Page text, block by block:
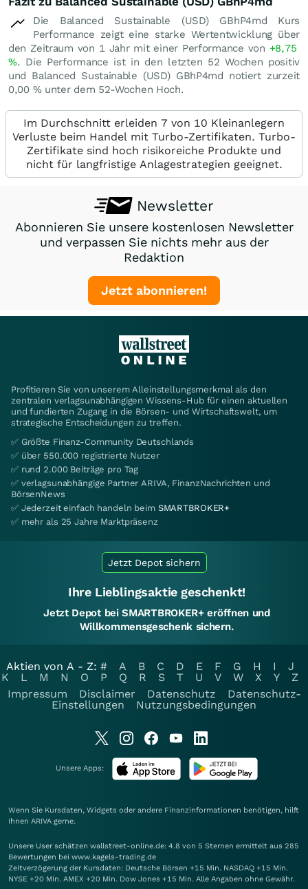
Die Balanced Sustainable (USD) GBhP4md Kurs
Performance zeigt eine starke Wertentwicklung über
den Zeitraum von 1 Jahr mit einer Performance von +8,75
%. Die Performance ist in den letzten 52 Wochen positiv
und Balanced Sustainable (USD) GBhP4md notiert zurzeit
0,00 %unter dem 52-Wochen Hoch.
Im Durchschnitt erleiden 7 von 10 Kleinanlegern
Verluste beim Handel mit Turbo-Zertifikaten. Turbo-
Zertifikate sind hoch risikoreiche Produkte und
nicht für langfristige Anlagestrategien geeignet.
Newsletter
Abonnieren Sie unsere kostenlosen Newsletter
und verpassen Sie nichts mehr aus der
Redaktion
Jetzt abonnieren!
Profitieren Sie von unserem Alleinstellungsmerkmal als den
zentralen verlagsunabhängigen Wissens-Hub für einen aktuellen
und fundierten Zugang in die Börsen- und Wirtschaftswelt, um
strategische Entscheidungen zu treffen.
✅ Größte Finanz-Community Deutschlands
✅ über 550.000 registrierte Nutzer
✅ rund 2.000 Beiträge pro Tag
✅ verlagsunabhängige Partner ARIVA, FinanzNachrichten und
BörsenNews
✅ Jederzeit einfach handeln beim SMARTBROKER+
✅ mehr als 25 Jahre Marktpräsenz
Jetzt Depot sichern
Ihre Lieblingsaktie geschenkt!
Jetzt Depot bei SMARTBROKER+ eröffnen und
Willkommensgeschenk sichern.
Aktien von A - Z: # A B C D E F G H I
J
K
L M N O P Q R S T U V W X Y
Z
Impressum
Disclaimer Datenschutz
Datenschutz-
Einstellungen
Nutzungsbedingungen
Unsere Apps:
Wenn Sie Kursdaten, Widgets oder andere Finanzinformationen benötigen, hilft
Ihnen ARIVA gerne.
Unsere User schätzen wallstreet-online.de: 4.8 von 5 Sternen ermittelt aus 285
Bewertungen bei www.kagels-trading.de
Zeitverzögerung der Kursdaten: Deutsche Börsen +15 Min. NASDAQ +15 Min.
NYSE +20 Min. AMEX +20 Min. Dow Jones +15 Min. Alle Angaben ohne Gewähr.